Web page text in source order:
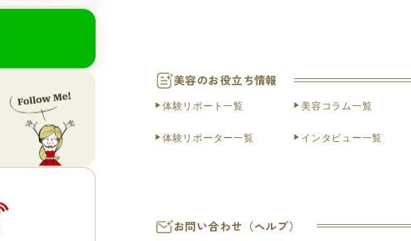
美容のお役立ち情報
体験リポート一覧
体験リポーター一覧
美容コラム一覧
インタビュー一覧
お問い合わせ（ヘルプ）